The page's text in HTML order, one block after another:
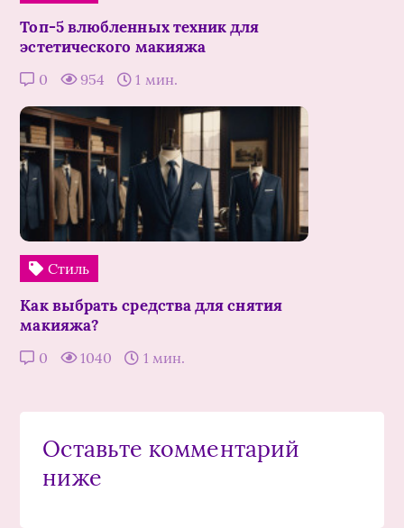
Топ-5 влюбленных техник для
эстетического макияжа
0 954 1 мин.
Стиль
Как выбрать средства для снятия
макияжа?
0 1040 1 мин.
Оставьте комментарий
ниже